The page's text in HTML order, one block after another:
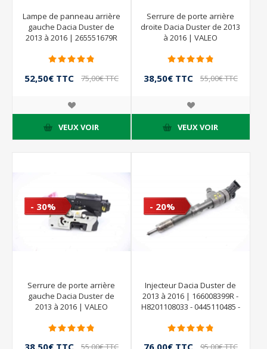
Lampe de panneau arrière
gauche Dacia Duster de
2013 à 2016 | 265551679R
52,50€ TTC 75,00€ TTC
VEUX VOIR
Serrure de porte arrière
droite Dacia Duster de 2013
à 2016 | VALEO
38,50€ TTC 55,00€ TTC
VEUX VOIR
- 30%
Serrure de porte arrière
gauche Dacia Duster de
2013 à 2016 | VALEO
- 20%
Injecteur Dacia Duster de
2013 à 2016 | 166008399R -
H8201108033 - 0445110485 -